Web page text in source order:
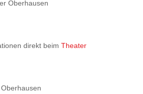
Oberhausen
direkt beim Theater